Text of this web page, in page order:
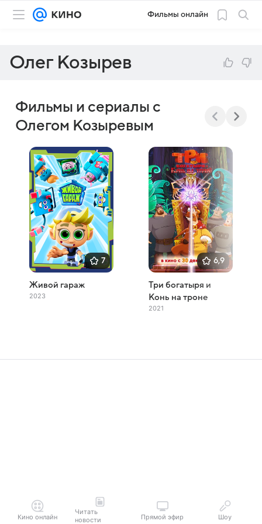
Фильмы онлайн
Олег Козырев
Фильмы и сериалы с
Олегом Козыревым
7
Живой гараж
2023
6,9
Три богатыря и
Конь на троне
2021
Кино онлайн
Читать
новости
Прямой эфир Шоу